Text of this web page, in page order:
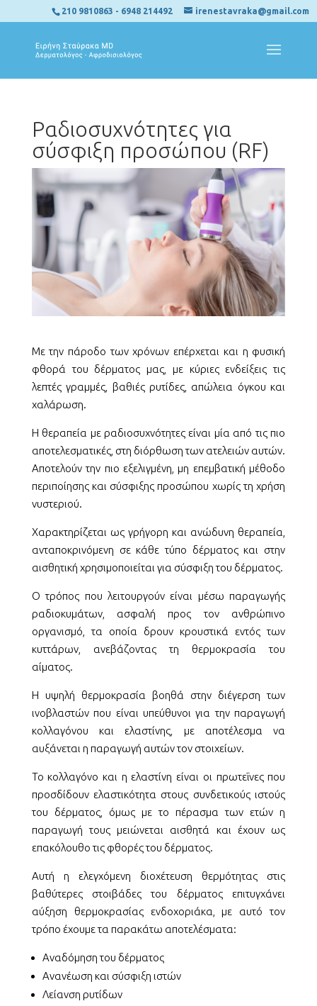
210 9810863 - 6948 214492 irenestavraka@gmail.com
Ραδιοσυχνότητες για
σύσφιξη προσώπου (RF)
Με την πάροδο των χρόνων επέρχεται και η φυσική
φθορά του δέρματος μας, με κύριες ενδείξεις τις
λεπτές γραμμές, βαθιές ρυτίδες, απώλεια όγκου και
χαλάρωση.
Η θεραπεία με ραδιοσυχνότητες είναι μία από τις πιο
αποτελεσματικές, στη διόρθωση των ατελειών αυτών.
Αποτελούν την πιο εξελιγμένη, μη επεμβατική μέθοδο
περιποίησης και σύσφιξης προσώπου χωρίς τη χρήση
νυστεριού.
Χαρακτηρίζεται ως γρήγορη και ανώδυνη θεραπεία,
ανταποκρινόμενη σε κάθε τύπο δέρματος και στην
αισθητική χρησιμοποιείται για σύσφιξη του δέρματος.
Ο τρόπος που λειτουργούν είναι μέσω παραγωγής
ραδιοκυμάτων, ασφαλή προς τον ανθρώπινο
οργανισμό, τα οποία δρουν κρουστικά εντός των
κυττάρων, ανεβάζοντας τη θερμοκρασία του
αίματος.
Η υψηλή θερμοκρασία βοηθά στην διέγερση των
ινοβλαστών που είναι υπεύθυνοι για την παραγωγή
κολλαγόνου και ελαστίνης, με αποτέλεσμα να
αυξάνεται η παραγωγή αυτών τον στοιχείων.
Το κολλαγόνο και η ελαστίνη είναι οι πρωτεΐνες που
προσδίδουν ελαστικότητα στους συνδετικούς ιστούς
του δέρματος, όμως με το πέρασμα των ετών η
παραγωγή τους μειώνεται αισθητά και έχουν ως
επακόλουθο τις φθορές του δέρματος.
Αυτή η ελεγχόμενη διοχέτευση θερμότητας στις
βαθύτερες στοιβάδες του δέρματος επιτυγχάνει
αύξηση θερμοκρασίας ενδοχοριάκα, με αυτό τον
τρόπο έχουμε τα παρακάτω αποτελέσματα:
Αναδόμηση του δέρματος
Ανανέωση και σύσφιξη ιστών
Λείανση ρυτίδων